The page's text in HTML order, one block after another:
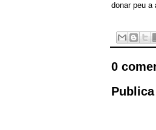
donar peu a
0